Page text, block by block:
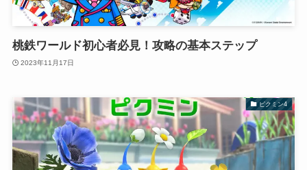
桃鉄ワールド初心者必見！攻略の基本ステップ
2023年11月17日
ピクミン4